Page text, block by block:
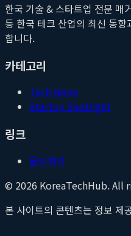
한국 기술 & 스타트업 전문 매
등 한국 테크 산업의 최신 동
합니다.
카테고리
Tech News
Startup Spotlight
링크
문의하기
© 2026 KoreaTechHub. All
본 사이트의 콘텐츠는 정보 제